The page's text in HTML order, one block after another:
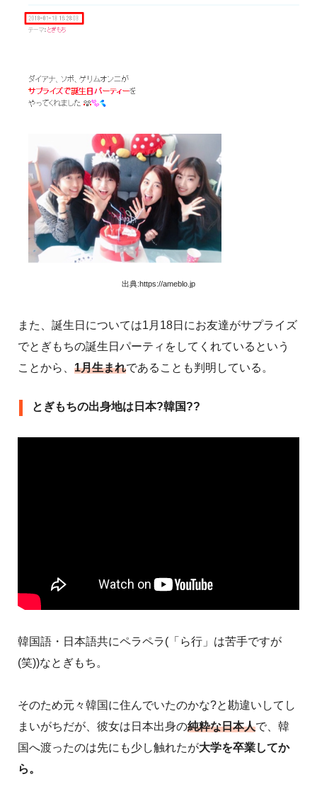
出典:https://ameblo.jp
また、誕生日については1月18日にお友達がサプライズ
でとぎもちの誕生日パーティをしてくれているという
ことから、 1月生まれであることも判明している。
とぎもちの出身地は日本?韓国??
韓国語・日本語共にペラペラ(「ら行」は苦手ですが
(笑))なとぎもち。
そのため元々韓国に住んでいたのかな?と勘違いしてし
まいがちだが、彼女は日本出身の純粋な日本人で、韓
国へ渡ったのは先にも少し触れたが大学を卒業してか
ら。